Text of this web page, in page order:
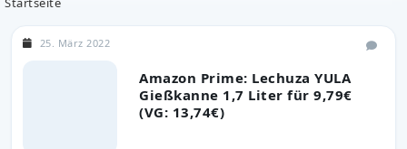
Amazon Prime: Lechuza YULA
Gießkanne 1,7 Liter für 9,79€
(VG: 13,74€)
25. März 2022